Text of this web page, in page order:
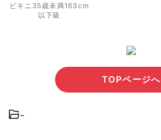
ビキニ35歳未満163cm
以下級
TOPページへ
-